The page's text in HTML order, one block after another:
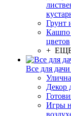
Грунт
Кашпо
цветов
+
Все для дачи
Декор
Игры